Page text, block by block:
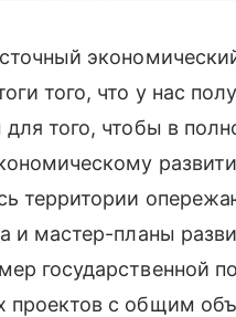
того, что у нас
того, чтобы в
территории
и мастер-планы
государственной
проектов с общим